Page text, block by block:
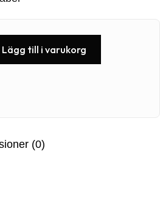
Lägg till i varukorg
(0)